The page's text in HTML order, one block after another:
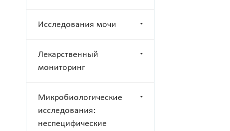
Исследования мочи
Лекарственный
мониторинг
Микробиологические
исследования:
неспецифические